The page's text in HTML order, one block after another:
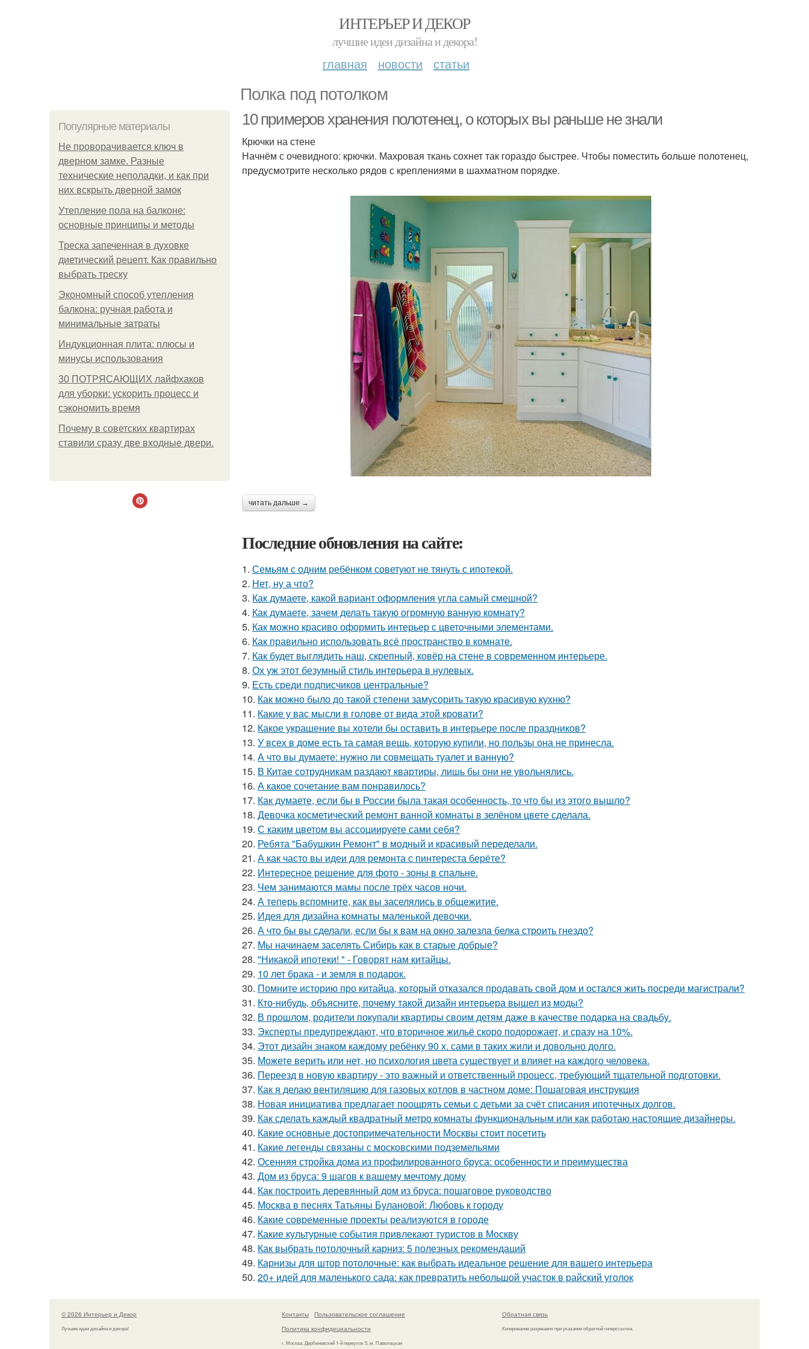
ИНТЕРЬЕР И ДЕКОР
лучшие идеи дизайна и декора!
главная новости статьи
Полка под потолком
Популярные материалы
Не проворачивается ключ в
дверном замке. Разные
технические неполадки, и как при
них вскрыть дверной замок
Утепление пола на балконе:
основные принципы и методы
Треска запеченная в духовке
диетический рецепт. Как правильно
выбрать треску
Экономный способ утепления
балкона: ручная работа и
минимальные затраты
Индукционная плита: плюсы и
минусы использования
30 ПОТРЯСАЮЩИХ лайфхаков
для уборки: ускорить процесс и
сэкономить время
Почему в советских квартирах
ставили сразу две входные двери.
10 примеров хранения полотенец, о которых вы раньше не знали
Крючки на стене
Начнём с очевидного: крючки. Махровая ткань сохнет так гораздо быстрее. Чтобы поместить больше полотенец,
предусмотрите несколько рядов с креплениями в шахматном порядке.
читать дальше →
Последние обновления на сайте:
1. Семьям с одним ребёнком советуют не тянуть с ипотекой.
2. Нет, ну а что?
3. Как думаете, какой вариант оформления угла самый смешной?
4. Как думаете, зачем делать такую огромную ванную комнату?
5. Как можно красиво оформить интерьер с цветочными элементами.
6. Как правильно использовать всё пространство в комнате.
7. Как будет выглядить наш, скрепный, ковёр на стене в современном интерьере.
8. Ох уж этот безумный стиль интерьера в нулевых.
9. Есть среди подписчиков центральные?
10. Как можно было до такой степени замусорить такую красивую кухню?
11. Какие у вас мысли в голове от вида этой кровати?
12. Какое украшение вы хотели бы оставить в интерьере после праздников?
13. У всех в доме есть та самая вещь, которую купили, но пользы она не принесла.
14. А что вы думаете: нужно ли совмещать туалет и ванную?
15. В Китае сотрудникам раздают квартиры, лишь бы они не увольнялись.
16. А какое сочетание вам понравилось?
17. Как думаете, если бы в России была такая особенность, то что бы из этого вышло?
18. Девочка косметический ремонт ванной комнаты в зелёном цвете сделала.
19. С каким цветом вы ассоциируете сами себя?
20. Ребята "Бабушкин Ремонт" в модный и красивый переделали.
21. А как часто вы идеи для ремонта с пинтереста берёте?
22. Интересное решение для фото - зоны в спальне.
23. Чем занимаются мамы после трёх часов ночи.
24. А теперь вспомните, как вы заселялись в общежитие.
25. Идея для дизайна комнаты маленькой девочки.
26. А что бы вы сделали, если бы к вам на окно залезла белка строить гнездо?
27. Мы начинаем заселять Сибирь как в старые добрые?
28. "Никакой ипотеки! " - Говорят нам китайцы.
29. 10 лет брака - и земля в подарок.
30. Помните историю про китайца, который отказался продавать свой дом и остался жить посреди магистрали?
31. Кто-нибудь, объясните, почему такой дизайн интерьера вышел из моды?
32. В прошлом, родители покупали квартиры своим детям даже в качестве подарка на свадьбу.
33. Эксперты предупреждают, что вторичное жильё скоро подорожает, и сразу на 10%.
34. Этот дизайн знаком каждому ребёнку 90 х. сами в таких жили и довольно долго.
35. Можете верить или нет, но психология цвета существует и влияет на каждого человека.
36. Переезд в новую квартиру - это важный и ответственный процесс, требующий тщательной подготовки.
37. Как я делаю вентиляцию для газовых котлов в частном доме: Пошаговая инструкция
38. Новая инициатива предлагает поощрять семьи с детьми за счёт списания ипотечных долгов.
39. Как сделать каждый квадратный метро комнаты функциональным или как работаю настоящие дизайнеры.
40. Какие основные достопримечательности Москвы стоит посетить
41. Какие легенды связаны с московскими подземельями
42. Осенняя стройка дома из профилированного бруса: особенности и преимущества
43. Дом из бруса: 9 шагов к вашему мечтому дому
44. Как построить деревянный дом из бруса: пошаговое руководство
45. Москва в песнях Татьяны Булановой: Любовь к городу
46. Какие современные проекты реализуются в городе
47. Какие культурные события привлекают туристов в Москву
48. Как выбрать потолочный карниз: 5 полезных рекомендаций
49. Карнизы для штор потолочные: как выбрать идеальное решение для вашего интерьера
50. 20+ идей для маленького сада: как превратить небольшой участок в райский уголок
© 2026 Интерьер и Декор
Лучшие идеи дизайна и декора!
Контакты
Пользовательское соглашение
Политика конфидециальности
г. Москва, Дербеневский 1-й переулок 5, м. Павелецкая
Обратная связь
Копирование разрешено при указании обратной гиперссылки.